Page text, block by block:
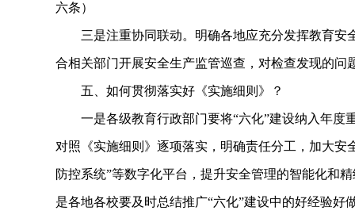
六条）
三是注重协同联动。明确各地应充分发挥教育安
合相关部门开展安全生产监管巡查，对检查发现的
五、如何贯彻落实好《实施细则》？
一是各级教育行政部门要将“六化”建设纳入年度
对照《实施细则》逐项落实，明确责任分工，加大
防控系统”等数字化平台，提升安全管理的智能化和
是各地各校要及时总结推广“六化”建设中的好经验好